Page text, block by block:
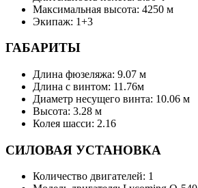
Максимальная высота: 4250 м
Экипаж: 1+3
ГАБАРИТЫ
Длина фюзеляжа: 9.07 м
Длина с винтом: 11.76м
Диаметр несущего винта: 10.06 м
Высота: 3.28 м
Колея шасси: 2.16
СИЛОВАЯ УСТАНОВКА
Количество двигателей: 1